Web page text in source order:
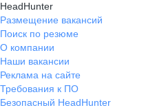
HeadHunter
Размещение вакансий
Поиск по резюме
О компании
Наши вакансии
Реклама на сайте
Требования к ПО
Безопасный HeadHunter